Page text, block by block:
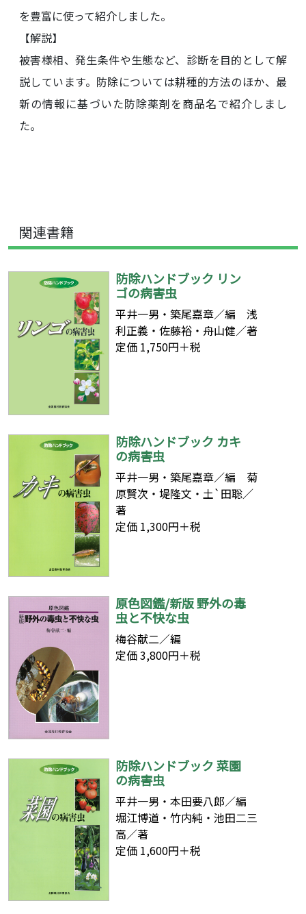
を豊富に使って紹介しました。
【解説】
被害様相、発生条件や生態など、診断を目的として解
説しています。防除については耕種的方法のほか、最
新の情報に基づいた防除薬剤を商品名で紹介しまし
た。
関連書籍
防除ハンドブック リン
ゴの病害虫
平井一男・築尾嘉章／編 浅
利正義・佐藤裕・舟山健／著
定価 1,750円＋税
防除ハンドブック カキ
の病害虫
平井一男・築尾嘉章／編 菊
原賢次・堤隆文・土`田聡／
著
定価 1,300円＋税
原色図鑑/新版 野外の毒
虫と不快な虫
梅谷献二／編
定価 3,800円＋税
防除ハンドブック 菜園
の病害虫
平井一男・本田要八郎／編
堀江博道・竹内純・池田二三
高／著
定価 1,600円＋税